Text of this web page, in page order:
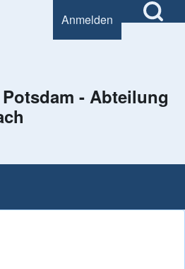
User account menu
Anmelden
Potsdam - Abteilung
Menu